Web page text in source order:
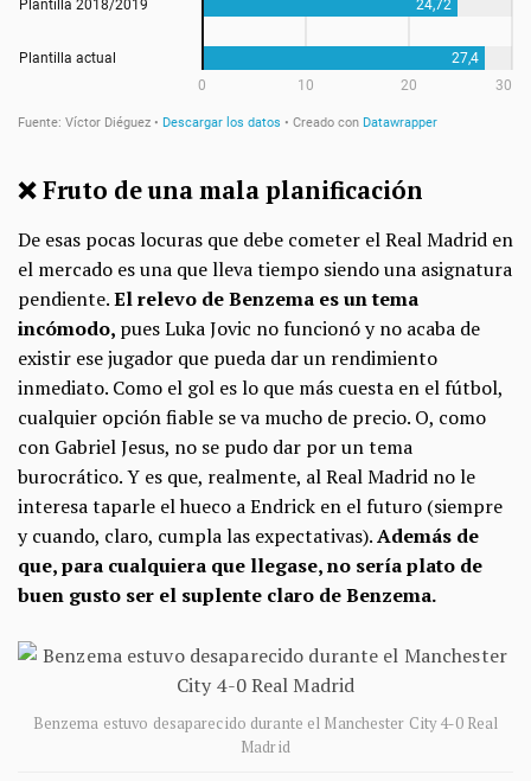
❌ Fruto de una mala planificación
De esas pocas locuras que debe cometer el Real Madrid en
el mercado es una que lleva tiempo siendo una asignatura
pendiente.El relevo de Benzema es un tema
incómodo, pues Luka Jovic no funcionó y no acaba de
existir ese jugador que pueda dar un rendimiento
inmediato. Como el gol es lo que más cuesta en el fútbol,
cualquier opción fiable se va mucho de precio. O, como
con Gabriel Jesus, no se pudo dar por un tema
burocrático. Y es que, realmente, al Real Madrid no le
interesa taparle el hueco a Endrick en el futuro (siempre
y cuando, claro, cumpla las expectativas).Además de
que, para cualquiera que llegase, no sería plato de
buen gusto ser el suplente claro de Benzema.
Benzema estuvo desaparecido durante el Manchester City 4-0 Real
Madrid